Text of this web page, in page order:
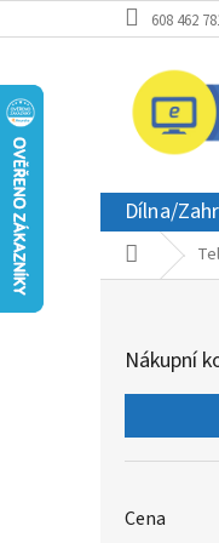
na
608 462
Dílna/
Domů
Nákupní
Cena